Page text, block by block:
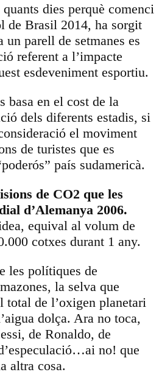
dies perquè comenci
de Brasil 2014, ha sorgit
un parell de setmanes es
referent a l’impacte
esdeveniment esportiu.
basa en el cost de la
dels diferents estadis, si
el moviment
de turistes que es
país sudamericà.
de CO2 que les
d’Alemanya 2006.
equival al volum de
cotxes durant 1 any.
les polítiques de
la selva que
total de l’oxigen planetari
dolça. Ara no toca,
de Ronaldo, de
no! que
altra cosa.